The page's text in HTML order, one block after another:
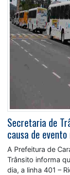
Secretaria de
causa de
A Prefeitura de
Trânsito informa
dia, a linha 401 –